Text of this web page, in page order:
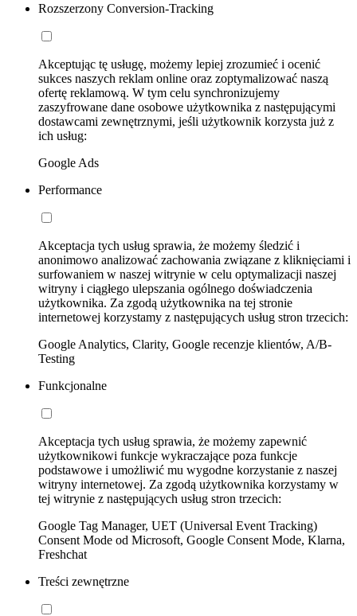
Rozszerzony Conversion-Tracking
Akceptując tę usługę, możemy lepiej zrozumieć i ocenić
sukces naszych reklam online oraz zoptymalizować naszą
ofertę reklamową. W tym celu synchronizujemy
zaszyfrowane dane osobowe użytkownika z następującymi
dostawcami zewnętrznymi, jeśli użytkownik korzysta już z
ich usług:
Google Ads
Performance
Akceptacja tych usług sprawia, że możemy śledzić i
anonimowo analizować zachowania związane z kliknięciami i
surfowaniem w naszej witrynie w celu optymalizacji naszej
witryny i ciągłego ulepszania ogólnego doświadczenia
użytkownika. Za zgodą użytkownika na tej stronie
internetowej korzystamy z następujących usług stron trzecich:
Google Analytics, Clarity, Google recenzje klientów, A/B-
Testing
Funkcjonalne
Akceptacja tych usług sprawia, że możemy zapewnić
użytkownikowi funkcje wykraczające poza funkcje
podstawowe i umożliwić mu wygodne korzystanie z naszej
witryny internetowej. Za zgodą użytkownika korzystamy w
tej witrynie z następujących usług stron trzecich:
Google Tag Manager, UET (Universal Event Tracking)
Consent Mode od Microsoft, Google Consent Mode, Klarna,
Freshchat
Treści zewnętrzne